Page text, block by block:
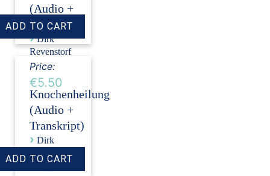
(Audio +
Transkript)
› Dirk
Revenstorf
Price:
€5.50
Knochenheilung
(Audio +
Transkript)
› Dirk
Revenstorf